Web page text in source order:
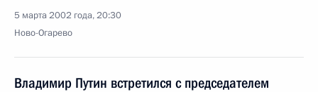
5 марта 2002 года, 20:30
Ново-Огарево
Владимир Путин встретился с председателем